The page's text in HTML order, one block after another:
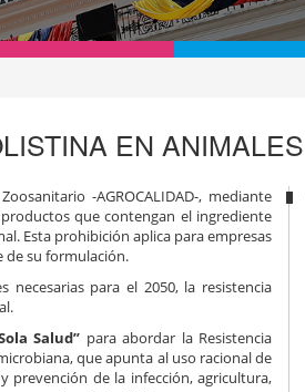
EN ANIMALES
-AGROCALIDAD-, mediante
que contengan el ingrediente
Esta prohibición aplica para empresas
de su formulación.
para el 2050, la resistencia
Salud” para abordar la Resistencia
que apunta al uso racional de
prevención de la infección, agricultura,